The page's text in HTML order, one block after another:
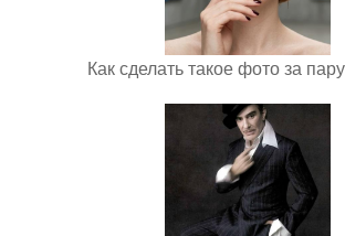
Как сделать такое фото за